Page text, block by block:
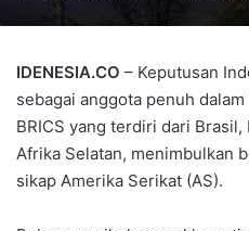
IDENESIA.CO – Keputusan
sebagai anggota penuh
BRICS yang terdiri dari Brasil,
Afrika Selatan, menimbulkan
sikap Amerika Serikat (AS).